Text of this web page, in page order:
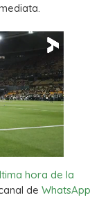
hora de la
de WhatsApp